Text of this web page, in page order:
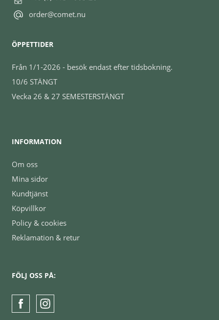
order@comet.nu
ÖPPETTIDER
Från 1/1-2026 - besök endast efter tidsbokning.
10/6 STÄNGT
Vecka 26 & 27 SEMESTERSTÄNGT
INFORMATION
Om oss
Mina sidor
Kundtjänst
Köpvillkor
Policy & cookies
Reklamation & retur
FÖLJ OSS PÅ: